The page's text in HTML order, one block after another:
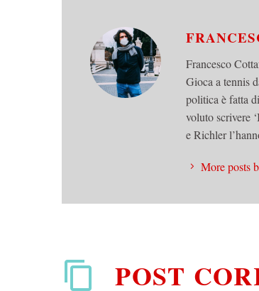
Francesco
Gioca a tennis
politica è fatta
voluto scrivere
e Richler
More posts
POST